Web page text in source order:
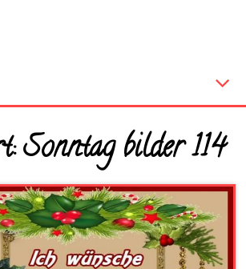
Sonntag bilder 114